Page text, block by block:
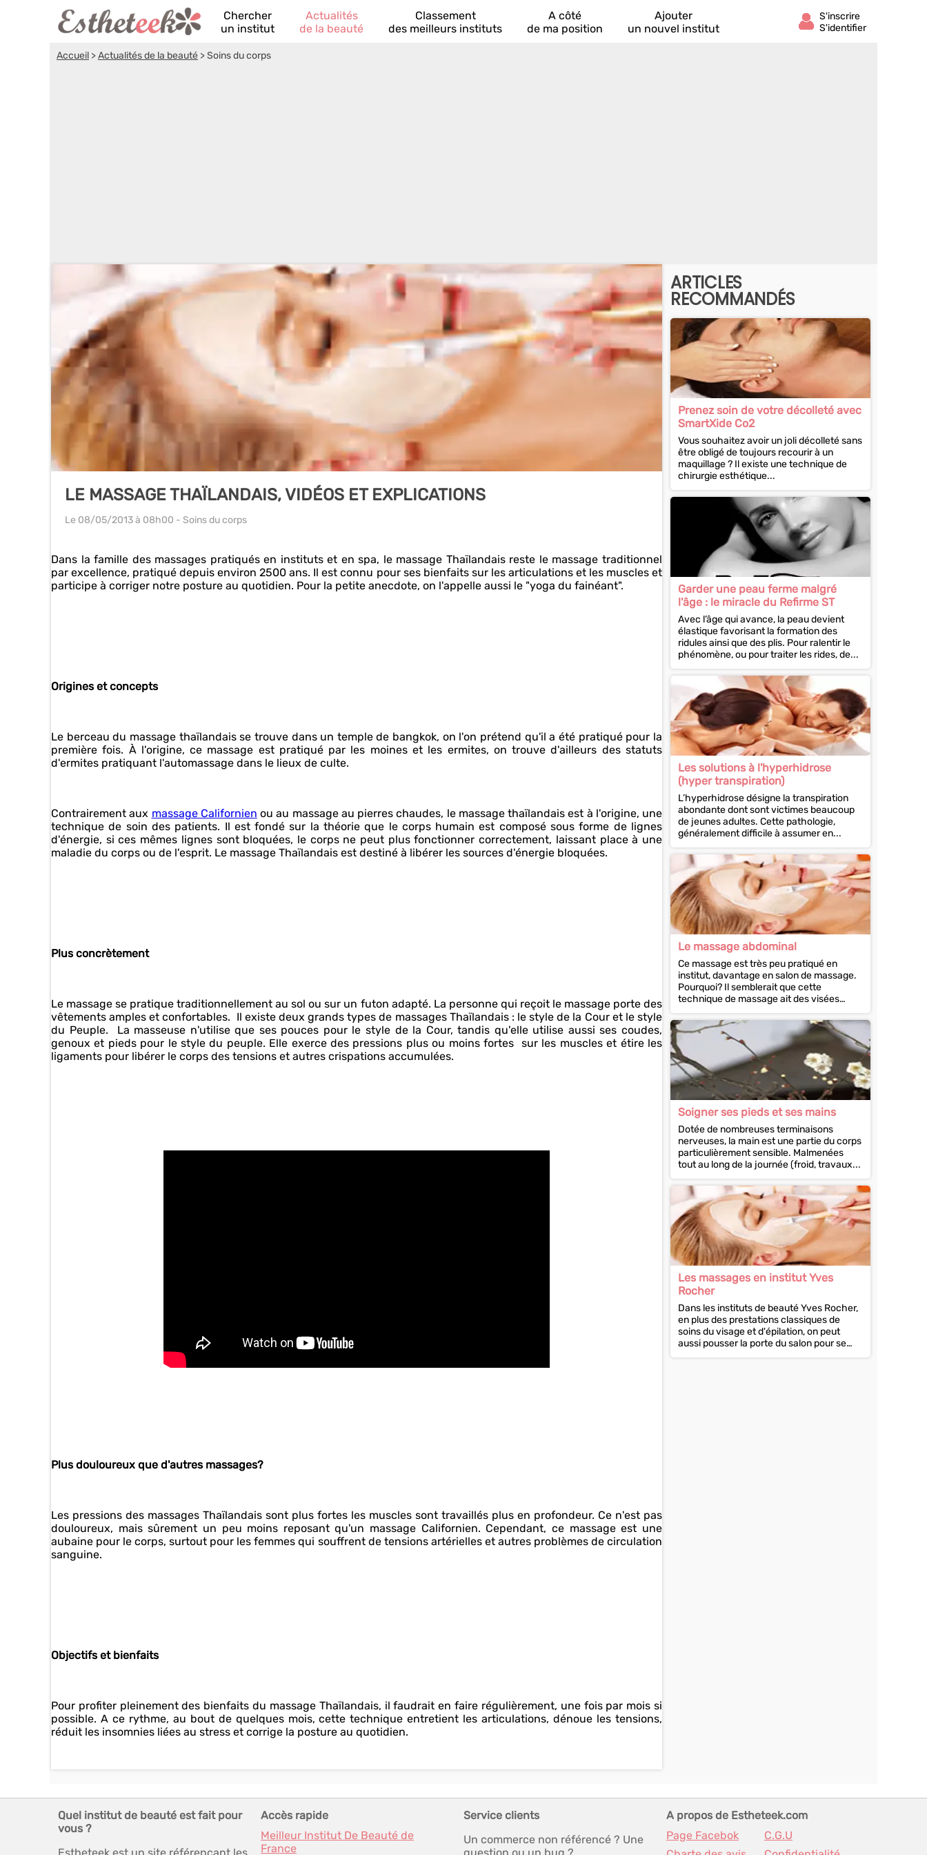
Chercher
un institut
Actualités
de la beauté
Classement
des meilleurs instituts
A côté
de ma position
Ajouter
un nouvel institut
Accueil >Actualités de la beauté >Soins du corps
LE MASSAGE THAÏLANDAIS, VIDÉOS ET EXPLICATIONS
Le 08/05/2013à 08h00 - Soins du corps
Dans la famille des massages pratiqués en instituts et en spa, le massage Thaïlandais reste le massage traditionnel
par excellence, pratiqué depuis environ 2500 ans. Il est connu pour ses bienfaits sur les articulations et les muscles et
participe à corriger notre posture au quotidien. Pour la petite anecdote, on l'appelle aussi le "yoga du fainéant".
Origines et concepts
Le berceau du massage thaïlandais se trouve dans un temple de bangkok, on l'on prétend qu'il a été pratiqué pour la
première fois. À l'origine, ce massage est pratiqué par les moines et les ermites, on trouve d'ailleurs des statuts
d'ermites pratiquant l'automassage dans le lieux de culte.
Contrairement aux massage Californien ou au massage au pierres chaudes, le massage thaïlandais est à l'origine, une
technique de soin des patients. Il est fondé sur la théorie que le corps humain est composé sous forme de lignes
d'énergie, si ces mêmes lignes sont bloquées, le corps ne peut plus fonctionner correctement, laissant place à une
maladie du corps ou de l'esprit. Le massage Thaïlandais est destiné à libérer les sources d'énergie bloquées.
Plus concrètement
Le massage se pratique traditionnellement au sol ou sur un futon adapté. La personne qui reçoit le massage porte des
vêtements amples et confortables. Il existe deux grands types de massages Thaïlandais : le style de la Cour et le style
du Peuple. La masseuse n'utilise que ses pouces pour le style de la Cour, tandis qu'elle utilise aussi ses coudes,
genoux et pieds pour le style du peuple. Elle exerce des pressions plus ou moins fortes sur les muscles et étire les
ligaments pour libérer le corps des tensions et autres crispations accumulées.
Plus douloureux que d'autres massages?
Les pressions des massages Thaïlandais sont plus fortes les muscles sont travaillés plus en profondeur. Ce n'est pas
douloureux, mais sûrement un peu moins reposant qu'un massage Californien. Cependant, ce massage est une
aubaine pour le corps, surtout pour les femmes qui souffrent de tensions artérielles et autres problèmes de circulation
sanguine.
Objectifs et bienfaits
Pour profiter pleinement des bienfaits du massage Thaïlandais, il faudrait en faire régulièrement, une fois par mois si
possible. A ce rythme, au bout de quelques mois, cette technique entretient les articulations, dénoue les tensions,
réduit les insomnies liées au stress et corrige la posture au quotidien.
ARTICLES
RECOMMANDÉS
Prenez soin de votre décolleté avec
SmartXide Co2
Vous souhaitez avoir un joli décolleté sans
être obligé de toujours recourir à un
maquillage ? Il existe une technique de
chirurgie esthétique...
Garder une peau ferme malgré
l'âge : le miracle du Refirme ST
Avec l’âge qui avance, la peau devient
élastique favorisant la formation des
ridules ainsi que des plis. Pour ralentir le
phénomène, ou pour traiter les rides, de...
Les solutions à l'hyperhidrose
(hyper transpiration)
L’hyperhidrose désigne la transpiration
abondante dont sont victimes beaucoup
de jeunes adultes. Cette pathologie,
généralement difficile à assumer en...
Le massage abdominal
Ce massage est très peu pratiqué en
institut, davantage en salon de massage.
Pourquoi? Il semblerait que cette
technique de massage ait des visées
moins esthétiques...
Soigner ses pieds et ses mains
Dotée de nombreuses terminaisons
nerveuses, la main est une partie du corps
particulièrement sensible. Malmenées
tout au long de la journée (froid, travaux...
Les massages en institut Yves
Rocher
Dans les instituts de beauté Yves Rocher,
en plus des prestations classiques de
soins du visage et d'épilation, on peut
aussi pousser la porte du salon pour se
faire masser. La...
Quel institut de beauté est fait pour
vous ?
Accès rapide
Meilleur Institut De Beauté de
France
Service clients
Un commerce non référencé ? Une
A propos de Estheteek.com
Page Facebok
C.G.U